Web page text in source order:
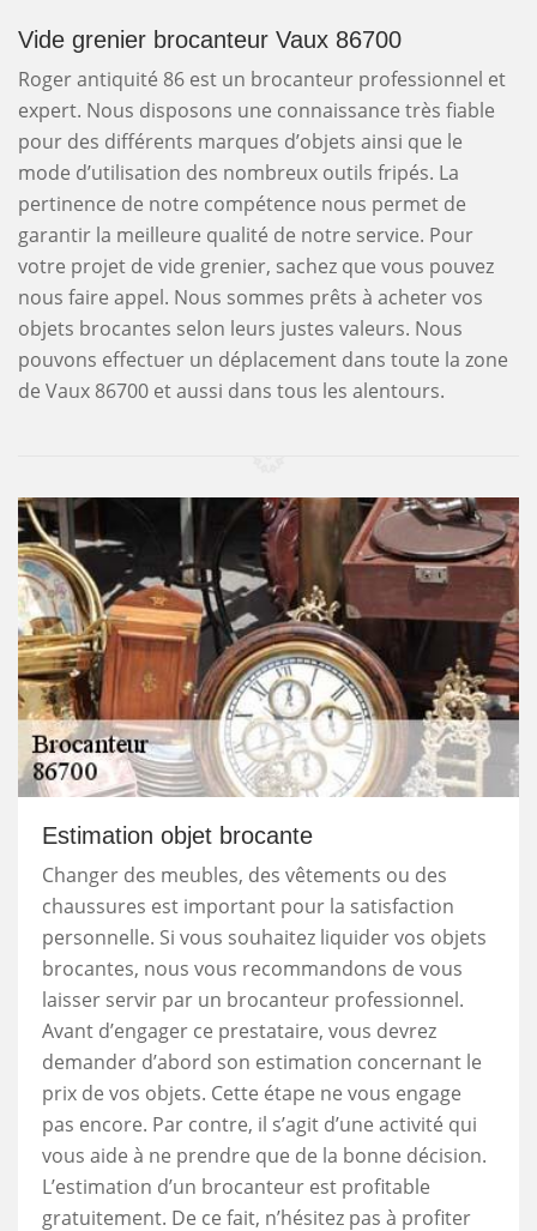
Vide grenier brocanteur Vaux 86700
Roger antiquité 86 est un brocanteur professionnel et
expert. Nous disposons une connaissance très fiable
pour des différents marques d’objets ainsi que le
mode d’utilisation des nombreux outils fripés. La
pertinence de notre compétence nous permet de
garantir la meilleure qualité de notre service. Pour
votre projet de vide grenier, sachez que vous pouvez
nous faire appel. Nous sommes prêts à acheter vos
objets brocantes selon leurs justes valeurs. Nous
pouvons effectuer un déplacement dans toute la zone
de Vaux 86700 et aussi dans tous les alentours.
Estimation objet brocante
Changer des meubles, des vêtements ou des
chaussures est important pour la satisfaction
personnelle. Si vous souhaitez liquider vos objets
brocantes, nous vous recommandons de vous
laisser servir par un brocanteur professionnel.
Avant d’engager ce prestataire, vous devrez
demander d’abord son estimation concernant le
prix de vos objets. Cette étape ne vous engage
pas encore. Par contre, il s’agit d’une activité qui
vous aide à ne prendre que de la bonne décision.
L’estimation d’un brocanteur est profitable
gratuitement. De ce fait, n’hésitez pas à profiter